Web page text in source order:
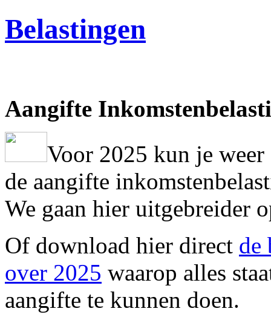
Belastingen
Aangifte
Voor 2025 kun je
de aangifte
We gaan hier uitgebreider
Of download hier direct de
over 2025 waarop alles
aangifte te kunnen doen.